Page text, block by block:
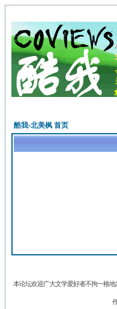
酷我-北美枫 首页
本论坛欢迎广大文学爱好者不拘一格